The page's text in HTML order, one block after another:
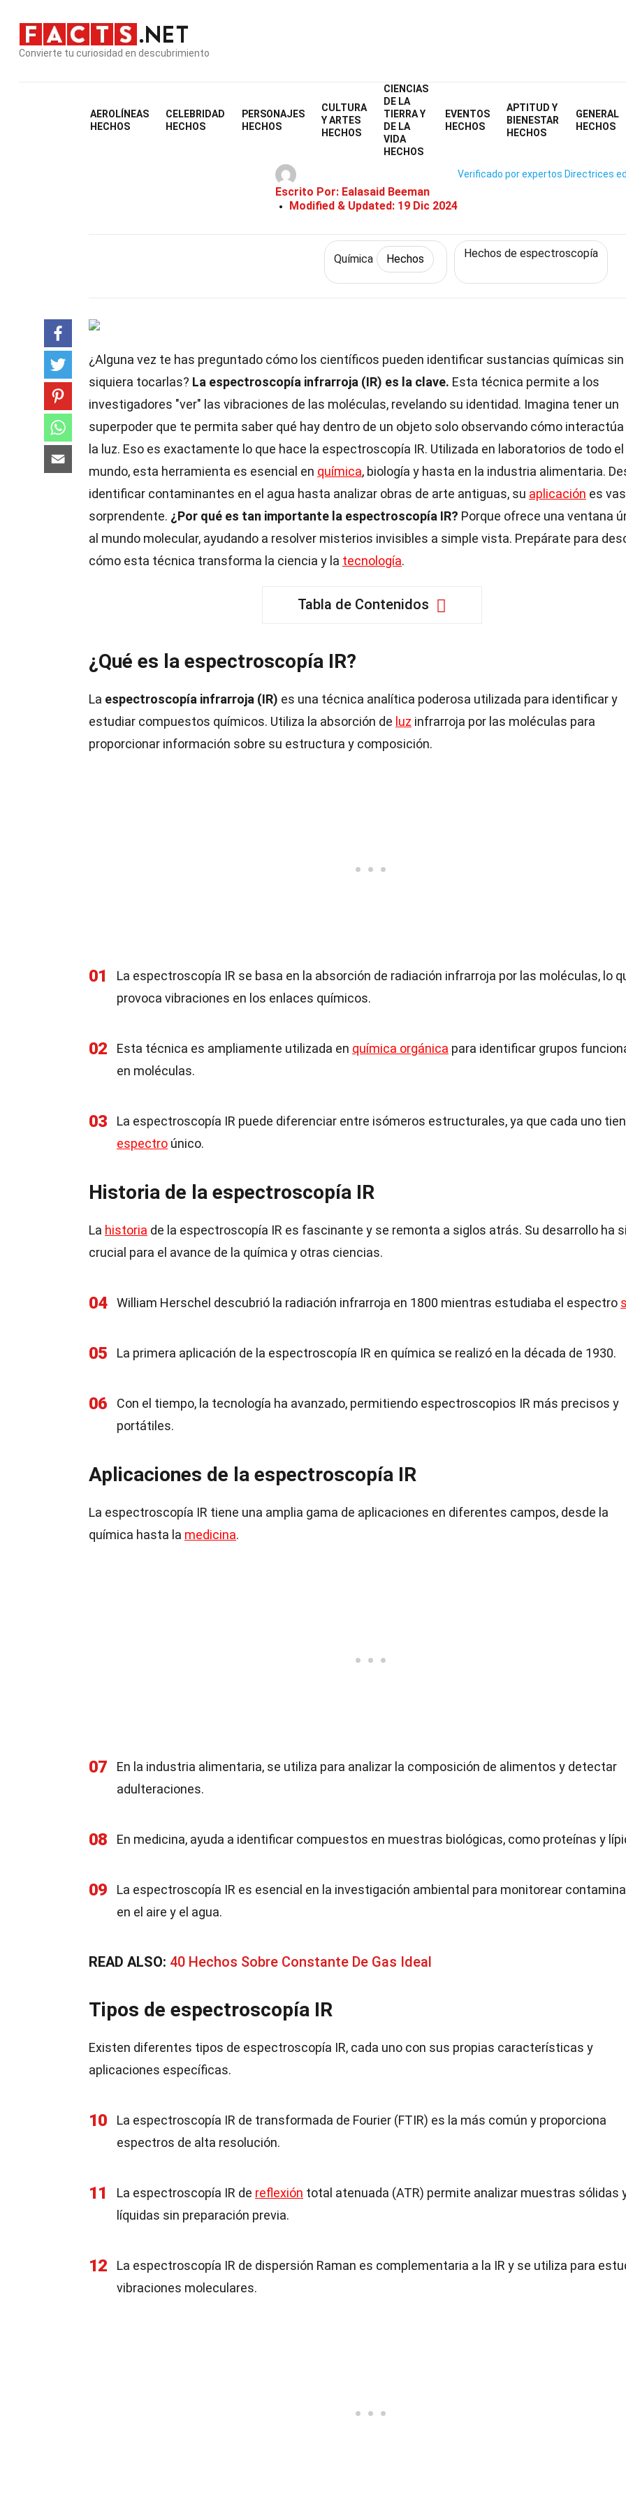
Convierte tu curiosidad en descubrimiento
AEROLÍNEAS
HECHOS
CELEBRIDAD
HECHOS
PERSONAJES
HECHOS
CULTURA
Y ARTES
HECHOS
CIENCIAS
DE LA
TIERRA Y
DE LA
VIDA
HECHOS
EVENTOS
HECHOS
APTITUD Y
BIENESTAR
HECHOS
GENERAL
HECHOS
Home Ciencia
35 Hechos Sobre Espectroscopía
Escrito Por: Ealasaid Beeman
Modified & Updated: 19 Dic 2024
Verificado por expertos Directrices
Química Hechos Hechos de espectroscopía
¿Alguna vez te has preguntado cómo los científicos pueden identificar sustancias químicas sin
siquiera tocarlas? La espectroscopía infrarroja (IR) es la clave. Esta técnica permite a los
investigadores "ver" las vibraciones de las moléculas, revelando su identidad. Imagina tener un
superpoder que te permita saber qué hay dentro de un objeto solo observando cómo
la luz. Eso es exactamente lo que hace la espectroscopía IR. Utilizada en laboratorios de todo el
mundo, esta herramienta es esencial en química, biología y hasta en la industria alimentaria.
identificar contaminantes en el agua hasta analizar obras de arte antiguas, su aplicación es
sorprendente. ¿Por qué es tan importante la espectroscopía IR? Porque ofrece una ventana
al mundo molecular, ayudando a resolver misterios invisibles a simple vista. Prepárate para
cómo esta técnica transforma la ciencia y la tecnología.
Tabla de Contenidos
¿Qué es la espectroscopía IR?
La espectroscopía infrarroja (IR) es una técnica analítica poderosa utilizada para identificar y
estudiar compuestos químicos. Utiliza la absorción de luz infrarroja por las moléculas para
proporcionar información sobre su estructura y composición.
01
La espectroscopía IR se basa en la absorción de radiación infrarroja por las moléculas, lo
provoca vibraciones en los enlaces químicos.
02 Esta técnica es ampliamente utilizada en química orgánica para identificar grupos
en moléculas.
03
La espectroscopía IR puede diferenciar entre isómeros estructurales, ya que cada uno
espectro único.
Historia de la espectroscopía IR
La historia de la espectroscopía IR es fascinante y se remonta a siglos atrás. Su desarrollo ha
crucial para el avance de la química y otras ciencias.
04 William Herschel descubrió la radiación infrarroja en 1800 mientras estudiaba el espectro
05 La primera aplicación de la espectroscopía IR en química se realizó en la década de 1930.
06
Con el tiempo, la tecnología ha avanzado, permitiendo espectroscopios IR más precisos y
portátiles.
Aplicaciones de la espectroscopía IR
La espectroscopía IR tiene una amplia gama de aplicaciones en diferentes campos, desde la
química hasta la medicina.
07
En la industria alimentaria, se utiliza para analizar la composición de alimentos y detectar
adulteraciones.
08 En medicina, ayuda a identificar compuestos en muestras biológicas, como proteínas y
09
La espectroscopía IR es esencial en la investigación ambiental para monitorear
en el aire y el agua.
READ ALSO: 40 Hechos Sobre Constante De Gas Ideal
Tipos de espectroscopía IR
Existen diferentes tipos de espectroscopía IR, cada uno con sus propias características y
aplicaciones específicas.
10
La espectroscopía IR de transformada de Fourier (FTIR) es la más común y proporciona
espectros de alta resolución.
11 La espectroscopía IR de reflexión total atenuada (ATR) permite analizar muestras sólidas
líquidas sin preparación previa.
12
La espectroscopía IR de dispersión Raman es complementaria a la IR y se utiliza para
vibraciones moleculares.